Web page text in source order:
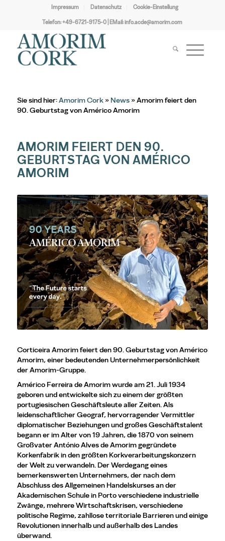
Impressum Datenschutz Cookie-Einstellung
Telefon:+49-6721-9175-0 | EMail:info.acde@amorim.com
Sie sind hier:Amorim Cork» News» Amorim feiert den
90. Geburtstag von Américo Amorim
AMORIM FEIERT DEN 90.
GEBURTSTAG VON AMÉRICO
AMORIM
Corticeira Amorim feiert den 90. Geburtstag von Américo
Amorim, einer bedeutenden Unternehmerpersönlichkeit
der Amorim-Gruppe.
Américo Ferreira de Amorim wurde am 21. Juli 1934
geboren und entwickelte sich zu einem der größten
portugiesischen Geschäftsleute aller Zeiten. Als
leidenschaftlicher Geograf, hervorragender Vermittler
diplomatischer Beziehungen und großes Geschäftstalent
begann er im Alter von 19 Jahren, die 1870 von seinem
Großvater António Alves de Amorim gegründete
Korkenfabrik in den größten Korkverarbeitungskonzern
der Welt zu verwandeln. Der Werdegang eines
bemerkenswerten Unternehmers, der nach dem
Abschluss des Allgemeinen Handelskurses an der
Akademischen Schule in Porto verschiedene industrielle
Zwänge, mehrere Wirtschaftskrisen, verschiedene
politische Regime, zahllose territoriale Barrieren und einige
Revolutionen innerhalb und außerhalb des Landes
überwand.